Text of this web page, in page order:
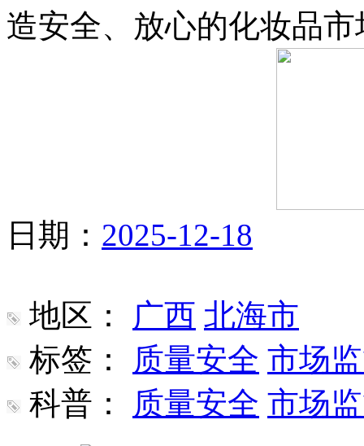
造安全、放心的化妆品
日期： 2025-12-18
地区： 广西 北海市
标签：
质量安全 市场
科普：
质量安全 市场